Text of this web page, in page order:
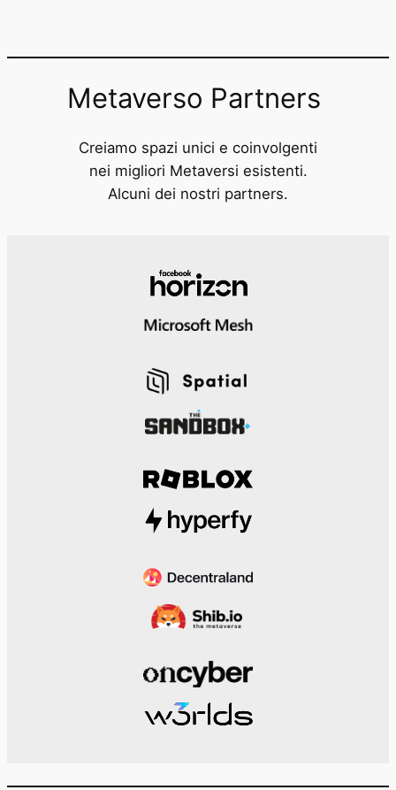
Metaverso Partners
Creiamo spazi unici e coinvolgenti
nei migliori Metaversi esistenti.
Alcuni dei nostri partners.